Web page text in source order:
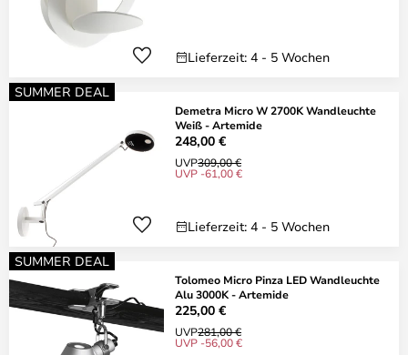
Lieferzeit: 4 - 5 Wochen
SUMMER DEAL
Demetra Micro W 2700K Wandleuchte
Weiß - Artemide
248,00 €
UVP309,00 €
UVP -61,00 €
Lieferzeit: 4 - 5 Wochen
SUMMER DEAL
Tolomeo Micro Pinza LED Wandleuchte
Alu 3000K - Artemide
225,00 €
UVP281,00 €
UVP -56,00 €